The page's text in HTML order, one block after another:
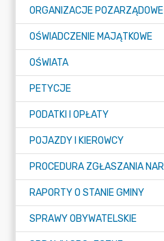
ORGANIZACJE POZARZĄDOWE
OŚWIADCZENIE MAJĄTKOWE
OŚWIATA
PETYCJE
PODATKI I OPŁATY
POJAZDY I KIEROWCY
RAPORTY O STANIE GMINY
SPRAWY OBYWATELSKIE